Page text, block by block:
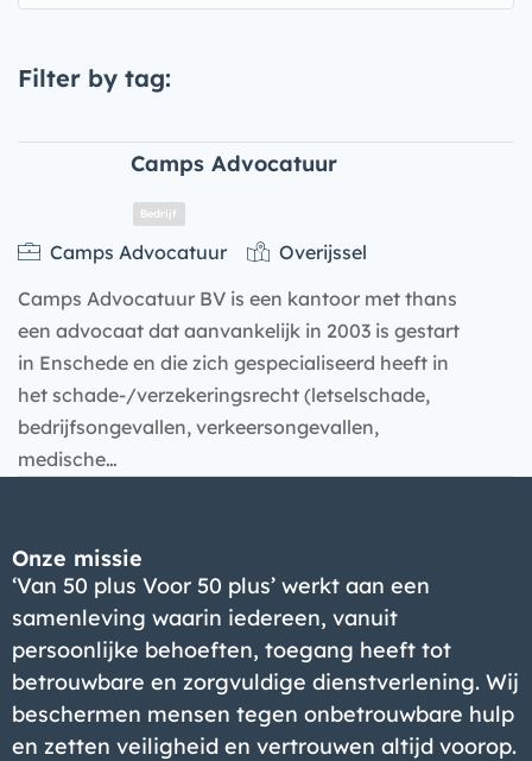
Filter by tag:
Camps Advocatuur
Camps Advocatuur
Overijssel
Camps Advocatuur BV is een kantoor met thans
een advocaat dat aanvankelijk in 2003 is gestart
in Enschede en die zich gespecialiseerd heeft in
het schade-/verzekeringsrecht (letselschade,
bedrijfsongevallen, verkeersongevallen,
medische…
Onze missie
‘Van 50 plus Voor 50 plus’ werkt aan een
samenleving waarin iedereen, vanuit
persoonlijke behoeften, toegang heeft tot
betrouwbare en zorgvuldige dienstverlening. Wij
beschermen mensen tegen onbetrouwbare hulp
en zetten veiligheid en vertrouwen altijd voorop.